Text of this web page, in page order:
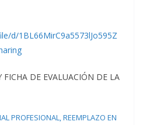
d/1BL66MirC9a5573lJo595Z
DE EVALUACIÓN DE LA
PROFESIONAL, REEMPLAZO EN